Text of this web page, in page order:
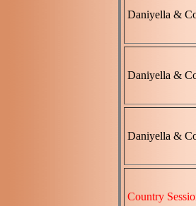
Daniyella &
Daniyella &
Daniyella &
Country